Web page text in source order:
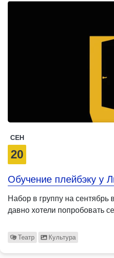
СЕН
20
Обучение плейбэку у
Набор в группу на сентябрь
давно хотели попробовать
Театр Культура